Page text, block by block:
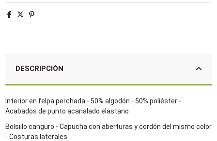
DESCRIPCIÓN
Interior en felpa perchada - 50% algodón - 50% poliéster -
Acabados de punto acanalado elastano
Bolsillo canguro - Capucha con aberturas y cordón del mismo color
- Costuras laterales